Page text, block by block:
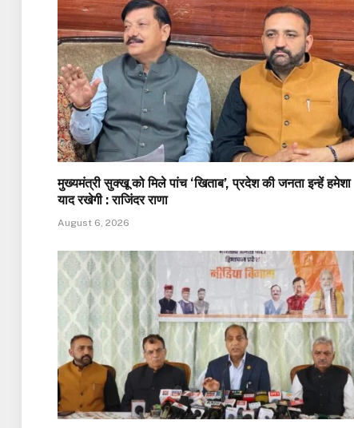
मुख्यमंत्री सुक्खू को मिले पांच ‘खिताब’, प्रदेश की जनता इन्हें हमेशा
याद रखेगी : राजिंदर राणा
August 6, 2026